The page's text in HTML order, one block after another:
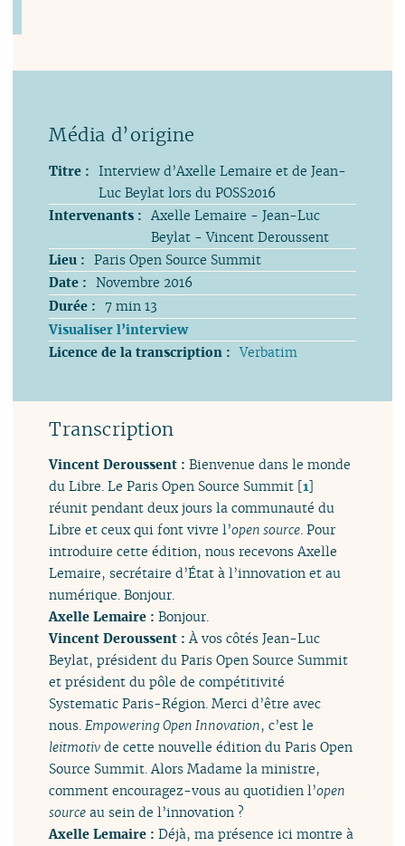
Titre : Interview d’Axelle Lemaire et de Jean-
Luc Beylat lors du POSS2016
Intervenants : Axelle Lemaire - Jean-Luc
Beylat - Vincent Deroussent
Lieu : Paris Open Source Summit
Date : Novembre 2016
Durée : 7 min 13
Visualiser l’interview
Licence de la transcription : Verbatim
Transcription
Vincent Deroussent : Bienvenue dans le monde
du Libre. Le Paris Open Source Summit [1]
réunit pendant deux jours la communauté du
Libre et ceux qui font vivre l’open source. Pour
introduire cette édition, nous recevons Axelle
Lemaire, secrétaire d’État à l’innovation et au
numérique. Bonjour.
Axelle Lemaire :Bonjour.
Vincent Deroussent : À vos côtés Jean-Luc
Beylat, président du Paris Open Source Summit
et président du pôle de compétitivité
Systematic Paris-Région. Merci d’être avec
nous.Empowering Open Innovation, c’est le
leitmotiv de cette nouvelle édition du Paris Open
Source Summit. Alors Madame la ministre,
comment encouragez-vous au quotidien l’open
source au sein de l’innovation ?
Axelle Lemaire :Déjà, ma présence ici montre à